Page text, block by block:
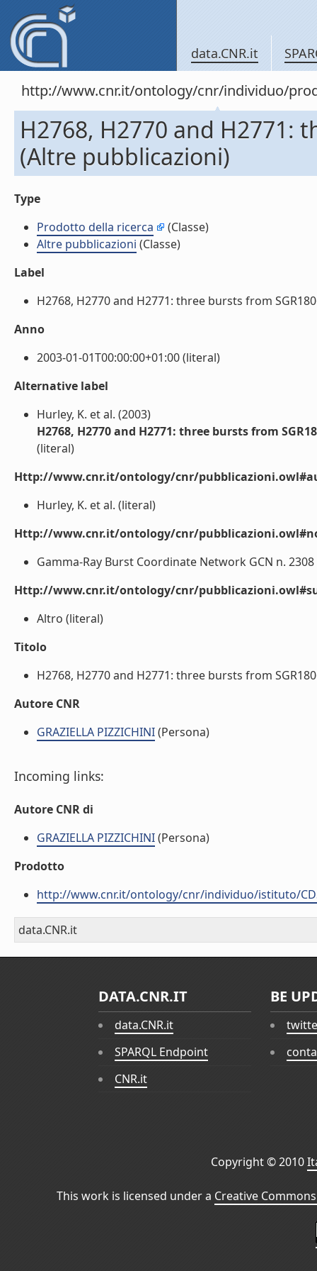
data.CNR.it
http://www.cnr.it/ontology/cnr/individuo/
H2768, H2770 and H2771:
(Altre pubblicazioni)
Type
Prodotto della ricerca
(Classe)
Altre pubblicazioni (Classe)
Label
H2768, H2770 and H2771: three bursts from
Anno
2003-01-01T00:00:00+01:00 (literal)
Alternative label
Hurley, K. et al. (2003)
H2768, H2770 and H2771: three bursts from
(literal)
Http://www.cnr.it/ontology/cnr/
Hurley, K. et al. (literal)
Http://www.cnr.it/ontology/cnr/
Gamma-Ray Burst Coordinate Network GCN n.
Http://www.cnr.it/ontology/cnr/
Altro (literal)
Titolo
H2768, H2770 and H2771: three bursts from
Autore CNR
GRAZIELLA PIZZICHINI(Persona)
Incoming links:
Autore CNR di
GRAZIELLA PIZZICHINI(Persona)
Prodotto
http://www.cnr.it/ontology/cnr/individuo/istituto/
data.CNR.it
DATA.CNR.IT
data.CNR.it
SPARQL Endpoint
CNR.it
BE
Copyright © 2010
This work is licensed under a Creative